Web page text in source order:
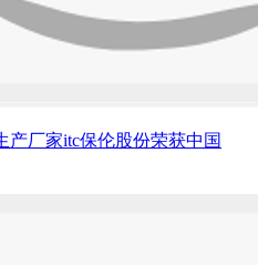
产厂家itc保伦股份荣获中国